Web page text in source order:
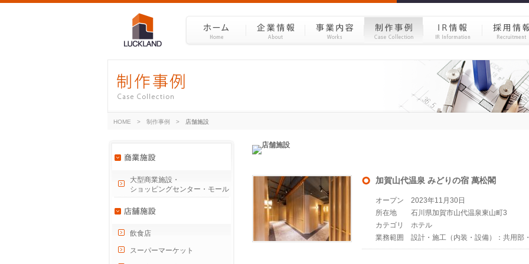
HOME > 制作事例 > 店舗施設
加賀山代温泉 みどりの宿 萬松閣
オープン
2023年11月30日
所在地
石川県加賀市山代温泉東山町3
カテゴリ
ホテル
業務範囲
設計・施工（内装・設備）：共用部
大型商業施設・
ショッピングセンター・モール
飲食店
スーパーマーケット